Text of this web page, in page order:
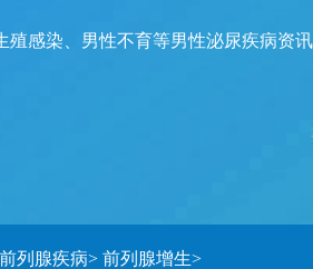
感染、男性不育等男性泌尿疾病资讯
前列腺疾病> 前列腺增生>